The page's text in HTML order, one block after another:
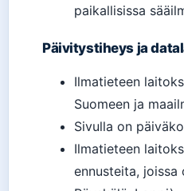
paikallisissa
Päivitystiheys ja
Ilmatieteen
Suomeen ja
Sivulla on
Ilmatieteen
ennusteita, joissa